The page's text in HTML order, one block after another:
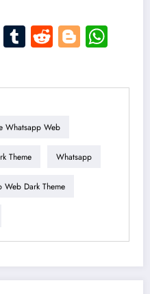
Threads
Tumblr
Reddit
Whatsapp Web
Theme Whatsapp
Web Dark Theme